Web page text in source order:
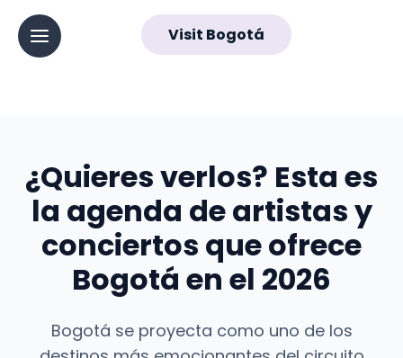
Abrir menú principal
Navegación
Visit Bogotá
¿Quieres verlos? Esta es
la agenda de artistas y
conciertos que ofrece
Bogotá en el 2026
Bogotá se proyecta como uno de los